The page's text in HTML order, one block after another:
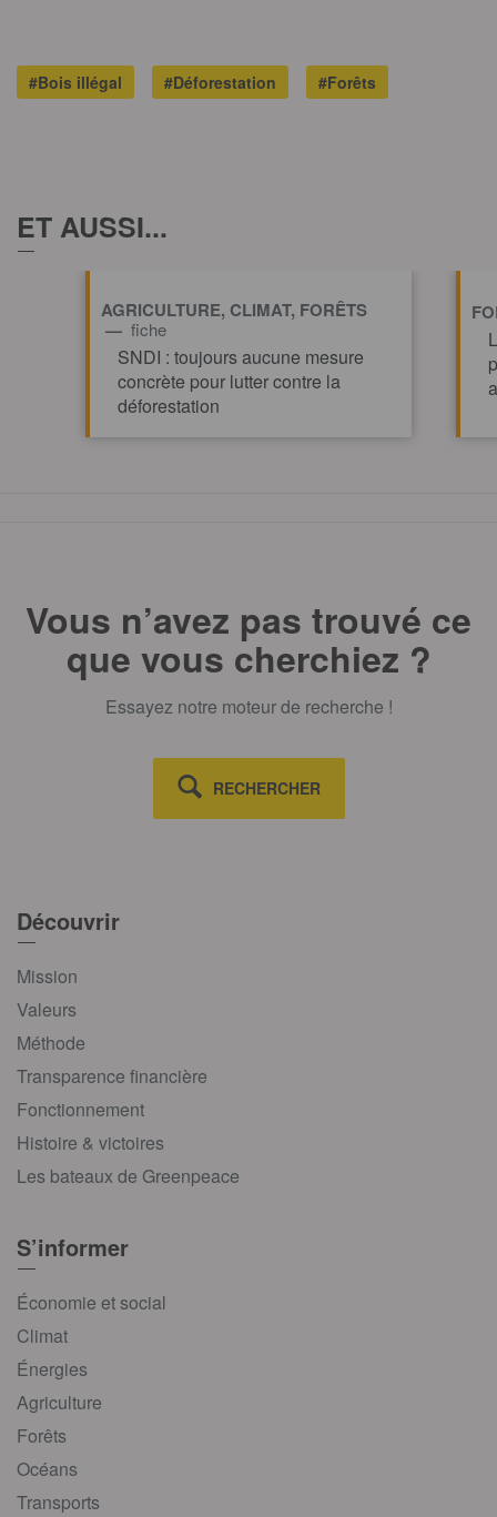
#Bois illégal #Déforestation #Forêts
ET AUSSI...
AGRICULTURE, CLIMAT, FORÊTS
—fiche
SNDI : toujours aucune mesure
concrète pour lutter contre la
déforestation
Vous n’avez pas trouvé ce
que vous cherchiez ?
Essayez notre moteur de recherche !
RECHERCHER
Découvrir
Mission
Valeurs
Méthode
Transparence financière
Fonctionnement
Histoire & victoires
Les bateaux de Greenpeace
S’informer
Économie et social
Climat
Énergies
Agriculture
Forêts
Océans
Transports